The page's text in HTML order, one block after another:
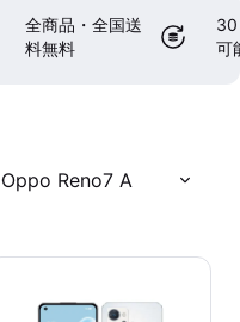
全商品・全国送
料無料
30
可
Oppo Reno7 A